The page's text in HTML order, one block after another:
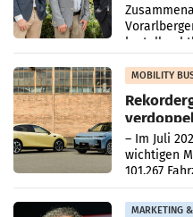
MOBILITY
– Im Juli
wichtigen
101.267
Ergebnis
MARKETING